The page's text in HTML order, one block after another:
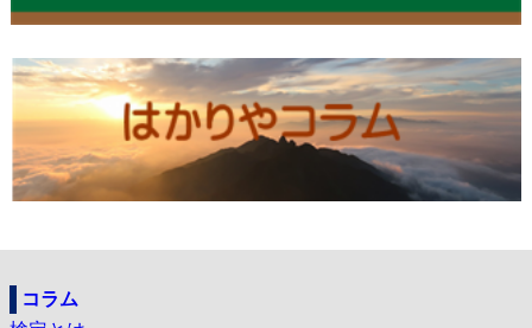
コラム